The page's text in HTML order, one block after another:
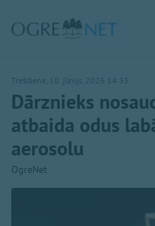
Trešdiena, 10. jūnijs, 2026 14:35
Dārznieks
atbaida odus
aerosolu
OgreNet